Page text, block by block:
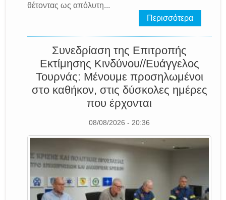
θέτοντας ως απόλυτη...
Περισσότερα
Συνεδρίαση της Επιτροπής
Εκτίμησης Κινδύνου//Ευάγγελος
Τουρνάς: Μένουμε προσηλωμένοι
στο καθήκον, στις δύσκολες ημέρες
που έρχονται
08/08/2026 - 20:36